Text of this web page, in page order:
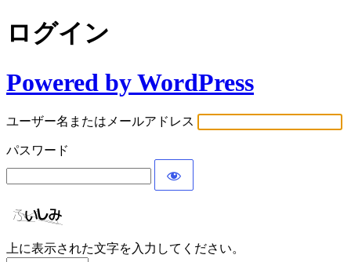
ログイン
Powered by WordPress
ユーザー名またはメールアドレス
パスワード
上に表示された文字を入力してください。